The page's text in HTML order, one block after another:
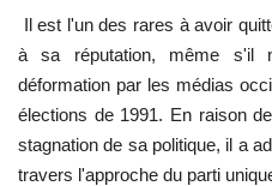
L'Égypte
Les auspices
Mouvement de la jeunesse
Nasser
Il est l'un des rares à avoir
à sa réputation, même s'il
déformation par les médias
élections de 1991. En raison
stagnation de sa politique, il a
travers l'approche du parti